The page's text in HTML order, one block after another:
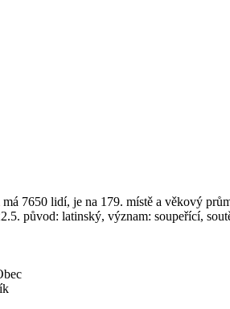
má 7650 lidí, je na 179. místě a věkový
původ: latinský, význam: soupeřící,